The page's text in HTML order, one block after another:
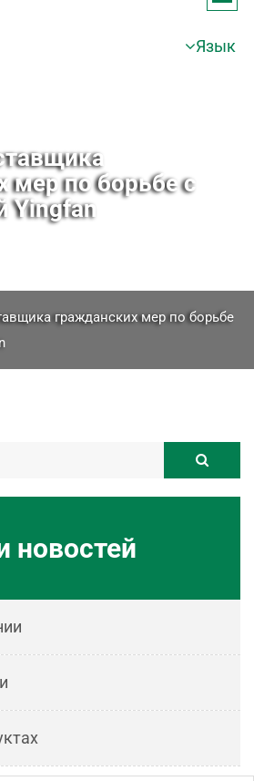
Язык
мер по борьбе с
Yingfan
гражданских мер по борьбе
новостей